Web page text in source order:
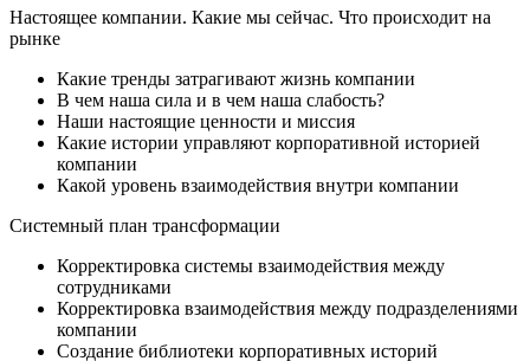
Настоящее компании. Какие мы сейчас. Что происходит на
рынке
Какие тренды затрагивают жизнь компании
В чем наша сила и в чем наша слабость?
Наши настоящие ценности и миссия
Какие истории управляют корпоративной историей
компании
Какой уровень взаимодействия внутри компании
Системный план трансформации
Корректировка системы взаимодействия между
сотрудниками
Корректировка взаимодействия между подразделениями
компании
Создание библиотеки корпоративных историй